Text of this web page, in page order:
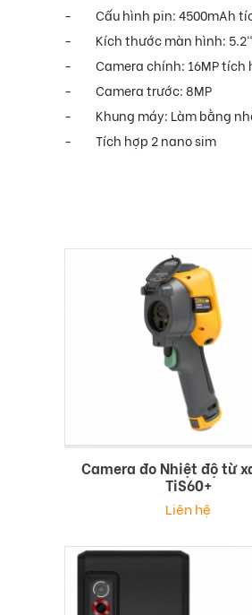
- Cấu hình pin: 4500mAh
- Kích thước màn hình:
- Camera chính: 16MP tích
- Camera trước: 8MP
- Khung máy: Làm bằng
- Tích hợp 2 nano sim
Camera đo Nhiệt độ từ
TiS60+
Liên hệ